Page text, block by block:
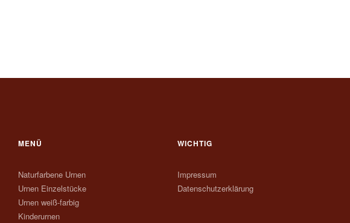
MENÜ
Naturfarbene Urnen
Urnen Einzelstücke
Urnen weiß-farbig
Kinderurnen
WICHTIG
Impressum
Datenschutzerklärung